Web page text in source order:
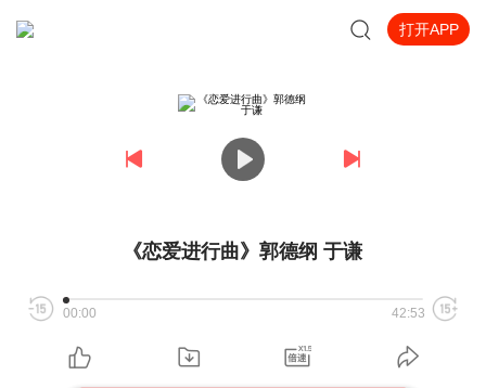
打开APP
《恋爱进行曲》郭德纲 于谦
00:00 42:53